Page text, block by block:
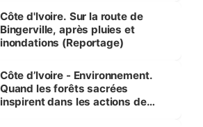
(Alassane Ouattara
Côte d'Ivoire. Sur la route de
Bingerville, après pluies et
inondations (Reportage)
Côte d’Ivoire - Environnement.
Quand les forêts sacrées
inspirent dans les actions de